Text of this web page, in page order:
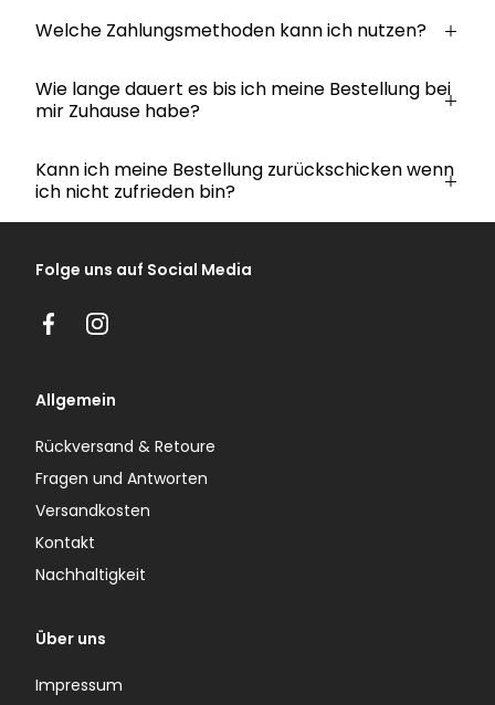
Welche Zahlungsmethoden kann ich nutzen?
Wie lange dauert es bis ich meine Bestellung bei
mir Zuhause habe?
Kann ich meine Bestellung zurückschicken wenn
ich nicht zufrieden bin?
Folge uns auf Social Media
FacebookInstagram
Allgemein
Rückversand & Retoure
Fragen und Antworten
Versandkosten
Kontakt
Nachhaltigkeit
Über uns
Impressum